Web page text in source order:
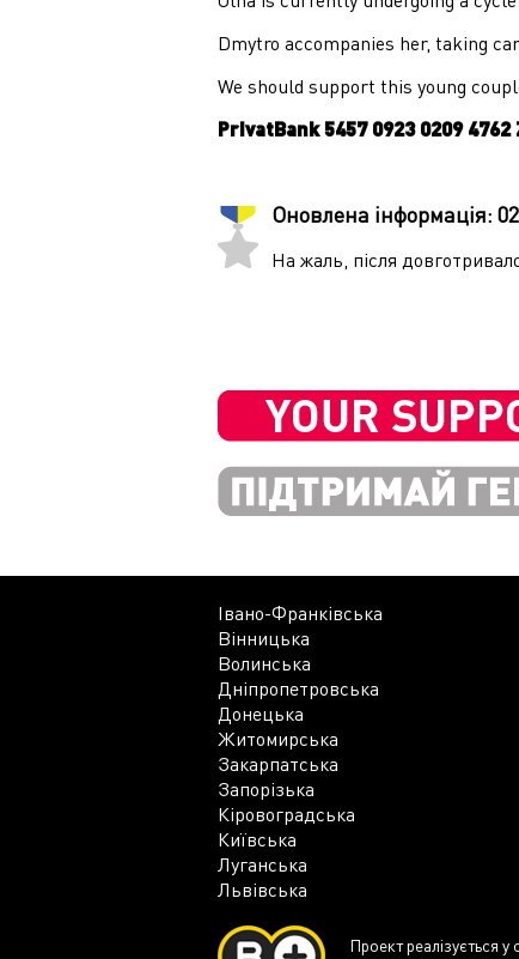
Dmytro accompanies her, taking
We should support this young
PrivatBank 5457 0923 0209
Оновлена інформація:
На жаль, після
Івано-Франківська
Вінницька
Волинська
Дніпропетровська
Донецька
Житомирська
Закарпатська
Запорізька
Кіровоградська
Київська
Луганська
Львівська
Проект реалізується у